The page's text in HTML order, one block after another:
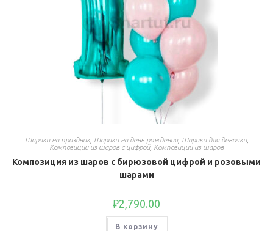
Шарики на праздник, Шарики на день рождения, Шарики для девочки,
Композиции из шаров с цифрой, Композиции из шаров
Композиция из шаров с бирюзовой цифрой и розовыми
шарами
₽2,790.00
В корзину